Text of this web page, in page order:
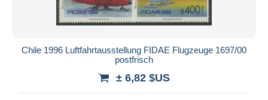
Chile 1996 Luftfahrtausstellung FIDAE Flugzeuge 1697/00
postfrisch
± 6,82 $US